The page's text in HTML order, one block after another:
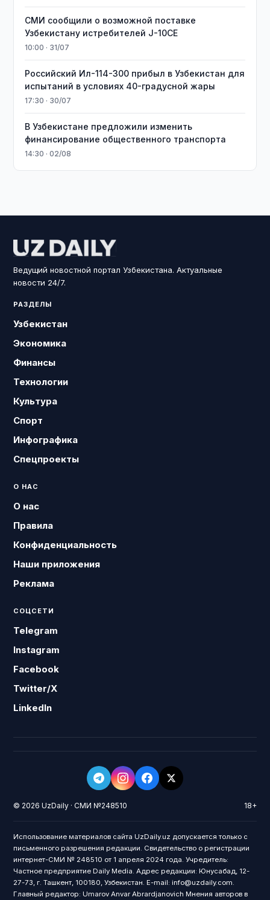
СМИ сообщили о возможной поставке
Узбекистану истребителей J-10CE
10:00 · 31/07
Российский Ил-114-300 прибыл в Узбекистан для
испытаний в условиях 40-градусной жары
17:30 · 30/07
В Узбекистане предложили изменить
финансирование общественного транспорта
14:30 · 02/08
Ведущий новостной портал Узбекистана. Актуальные
новости 24/7.
РАЗДЕЛЫ
Узбекистан
Экономика
Финансы
Технологии
Культура
Спорт
Инфографика
Спецпроекты
О НАС
О нас
Правила
Конфиденциальность
Наши приложения
Реклама
СОЦСЕТИ
Telegram
Instagram
Facebook
Twitter/X
LinkedIn
© 2026 UzDaily · СМИ №248510 18+
Использование материалов сайта UzDaily.uz допускается только с
письменного разрешения редакции. Свидетельство о регистрации
интернет-СМИ № 248510 от 1 апреля 2024 года. Учредитель:
Частное предприятие Daily Media. Адрес редакции: Юнусабад, 12-
27-73, г. Ташкент, 100180, Узбекистан. E-mail: info@uzdaily.com.
Главный редактор: Umarov Anvar Abrardjanovich Мнения авторов в